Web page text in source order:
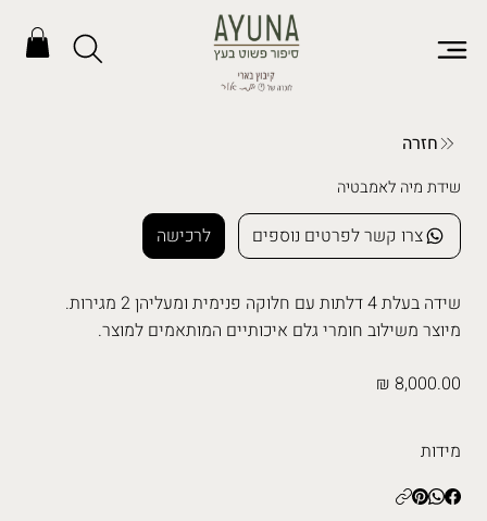
חזרה
שידת מיה לאמבטיה
לרכישה צרו קשר לפרטים נוספים
שידה בעלת 4 דלתות עם חלוקה פנימית ומעליהן 2 מגירות.
מיוצר משילוב חומרי גלם איכותיים המותאמים למוצר.
8,000.00 ₪
מידות